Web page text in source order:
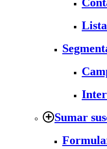
Sumar